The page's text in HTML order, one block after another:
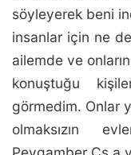
söyleyerek beni
insanlar için ne
ailemde ve onların
konuştuğu
görmedim. Onlar
olmaksızın